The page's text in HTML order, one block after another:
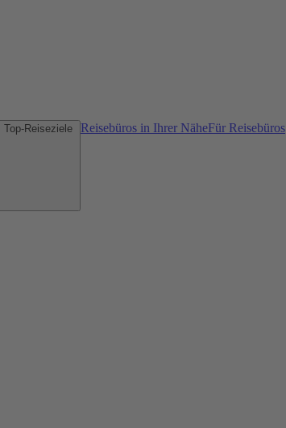
Reisebüros in Ihrer NäheFür Reisebüros